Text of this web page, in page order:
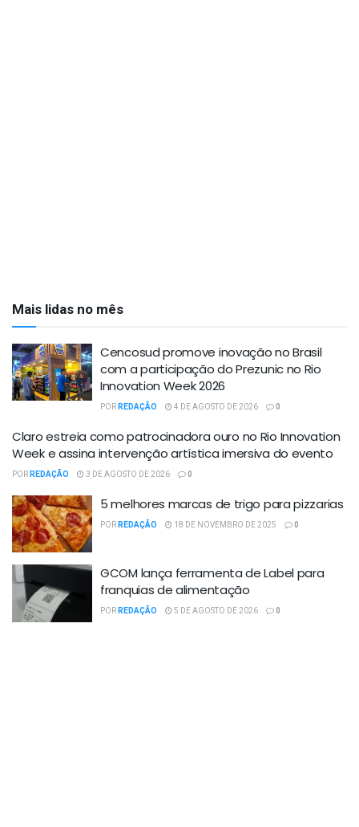
Mais lidas no mês
Cencosud promove inovação no Brasil
com a participação do Prezunic no Rio
Innovation Week 2026
PORREDAÇÃO 4 DE AGOSTO DE 2026 0
Claro estreia como patrocinadora ouro no Rio Innovation
Week e assina intervenção artística imersiva do evento
PORREDAÇÃO 3 DE AGOSTO DE 2026 0
5 melhores marcas de trigo para pizzarias
PORREDAÇÃO 18 DE NOVEMBRO DE 2025 0
GCOM lança ferramenta de Label para
franquias de alimentação
PORREDAÇÃO 5 DE AGOSTO DE 2026 0